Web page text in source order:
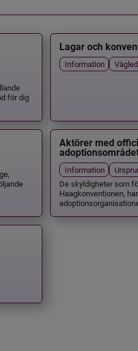
för dig
Lagar och
Information
Aktörer med
Information
De skyldigheter som
Haagkonventionen,